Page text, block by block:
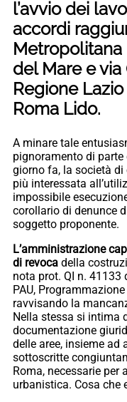
l’avvio dei
accordi
Metropolitana
del Mare e
Regione
Roma Lido.
A minare tale
pignoramento di
giorno fa, la società
più interessata
impossibile
corollario di denunce
soggetto proponente.
L’amministrazione
di revoca della
nota prot. QI n.
PAU,
ravvisando la
Nella stessa si intima
documentazione
delle aree, insieme ad
sottoscritte
Roma, necessarie
urbanistica. Cosa che